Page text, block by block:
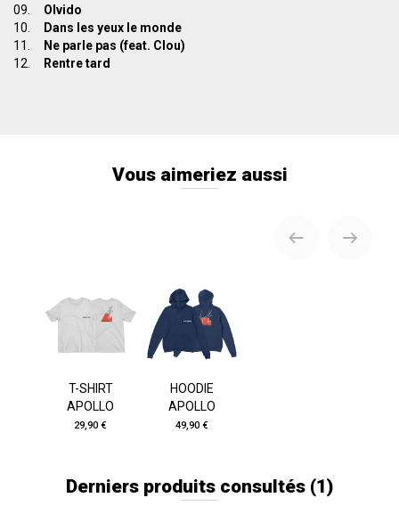
09.
Olvido
10.
Dans les yeux le monde
11.
Ne parle pas (feat. Clou)
12.
Rentre tard
Vous aimeriez aussi
T-SHIRT
APOLLO
29,90 €
HOODIE
APOLLO
49,90 €
Derniers produits consultés (1)